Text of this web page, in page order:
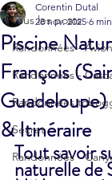
Tous les posts
Randonnées - Avion
Randonnées -
Randonnées
Secret
Randonnées -
Piscine
François
& Itinéraire
Corentin Dutal
28 nov. 2025 6
Tout savoir
naturelle de